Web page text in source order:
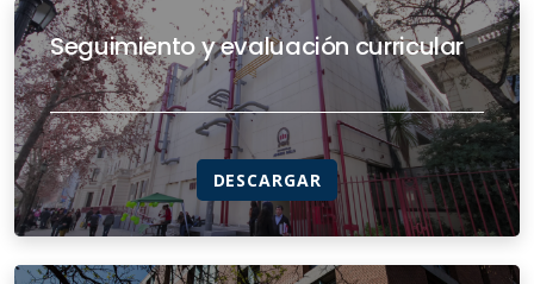
Seguimiento y evaluación curricular
DESCARGAR